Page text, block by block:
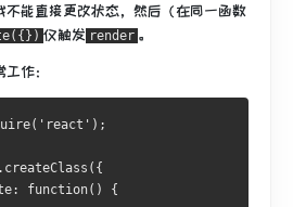
能直接更改状态，然后（在同一函数
仅触发 render 。
作：
function() {